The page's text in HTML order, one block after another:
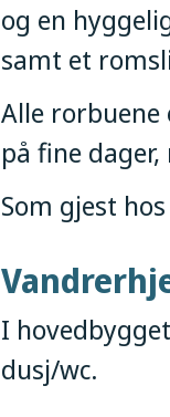
og en
samt et
Alle
på fine
Som gjest
I
dusj/wc.